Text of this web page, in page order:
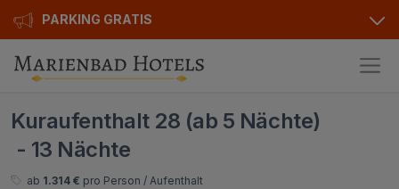
PARKING GRATIS
Hotels
Alle Hotels
Kurhotels
Angebote
Geschenkgutscheine
Kuraufenthalt 28 (ab 5 Nächte)
- 13 Nächte
ab 1.314 € pro Person / Aufenthalt